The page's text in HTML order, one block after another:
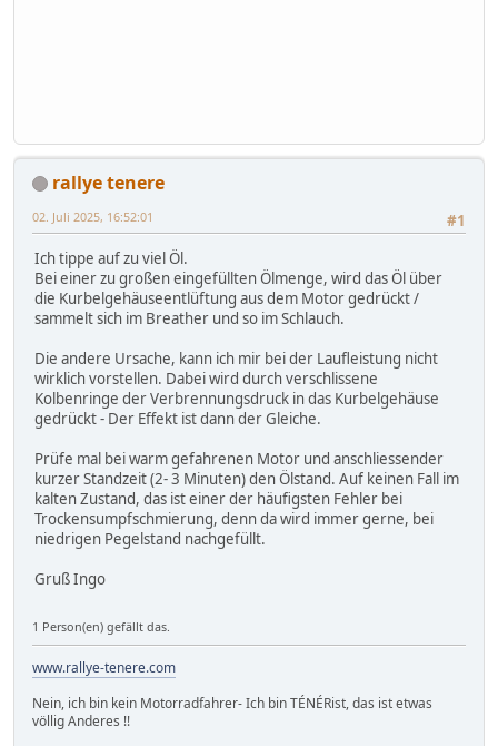
rallye tenere
#1
02. Juli 2025, 16:52:01
Ich tippe auf zu viel Öl.
Bei einer zu großen eingefüllten Ölmenge, wird das Öl über
die Kurbelgehäuseentlüftung aus dem Motor gedrückt /
sammelt sich im Breather und so im Schlauch.
Die andere Ursache, kann ich mir bei der Laufleistung nicht
wirklich vorstellen. Dabei wird durch verschlissene
Kolbenringe der Verbrennungsdruck in das Kurbelgehäuse
gedrückt - Der Effekt ist dann der Gleiche.
Prüfe mal bei warm gefahrenen Motor und anschliessender
kurzer Standzeit (2- 3 Minuten) den Ölstand. Auf keinen Fall im
kalten Zustand, das ist einer der häufigsten Fehler bei
Trockensumpfschmierung, denn da wird immer gerne, bei
niedrigen Pegelstand nachgefüllt.
Gruß Ingo
1 Person(en) gefällt das.
www.rallye-tenere.com
Nein, ich bin kein Motorradfahrer- Ich bin TÉNÉRist, das ist etwas
völlig Anderes !!